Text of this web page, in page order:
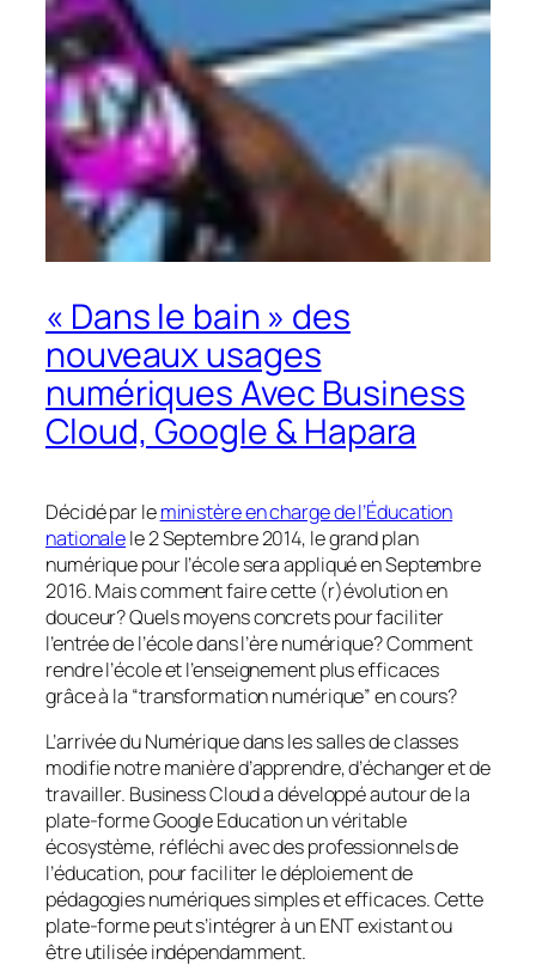
« Dans le bain » des
nouveaux usages
numériques Avec Business
Cloud, Google & Hapara
Décidé par leministère en charge de l’Éducation
nationalele 2 Septembre 2014, le grand plan
numérique pour l’école sera appliqué en Septembre
2016.Mais comment faire cette (r)évolution en
douceur? Quels moyens concrets pour faciliter
l’entrée de l’école dans l’ère numérique? Comment
rendre l’école et l’enseignement plus efficaces
grâce à la “transformation numérique” en cours?
L’arrivée du Numérique dans les salles de classes
modifie notre manière d’apprendre, d’échanger et de
travailler. Business Cloud a développé autour de la
plate-forme Google Education un véritable
écosystème, réfléchi avec des professionnels de
l’éducation, pour faciliter le déploiement de
pédagogies numériques simples et efficaces. Cette
plate-forme peut s’intégrer à un ENT existant ou
être utilisée indépendamment.